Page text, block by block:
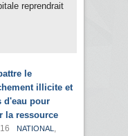
reprendrait
le
illicite et
d'eau pour
la ressource
NATIONAL ,